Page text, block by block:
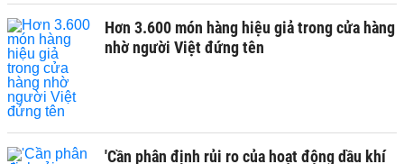
Hơn 3.600 món hàng hiệu giả trong cửa hàng
nhờ người Việt đứng tên
'Cần phân định rủi ro của hoạt động dầu khí